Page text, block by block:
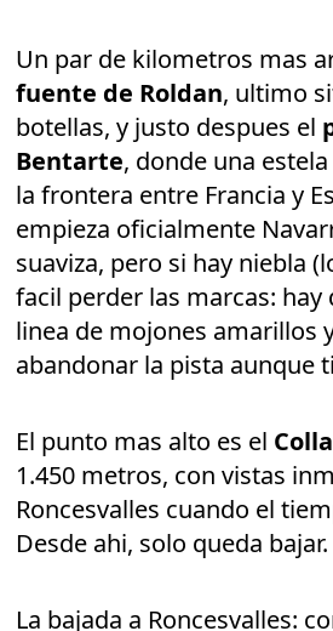
Un par de kilometros mas
fuente de Roldan, ultimo
botellas, y justo despues el
Bentarte, donde una
la frontera entre Francia y
empieza oficialmente
suaviza, pero si hay niebla
facil perder las marcas: hay
linea de mojones amarillos
abandonar la pista aunque
El punto mas alto es el
1.450 metros, con vistas
Roncesvalles cuando el
Desde ahi, solo queda bajar.
La bajada a Roncesvalles: